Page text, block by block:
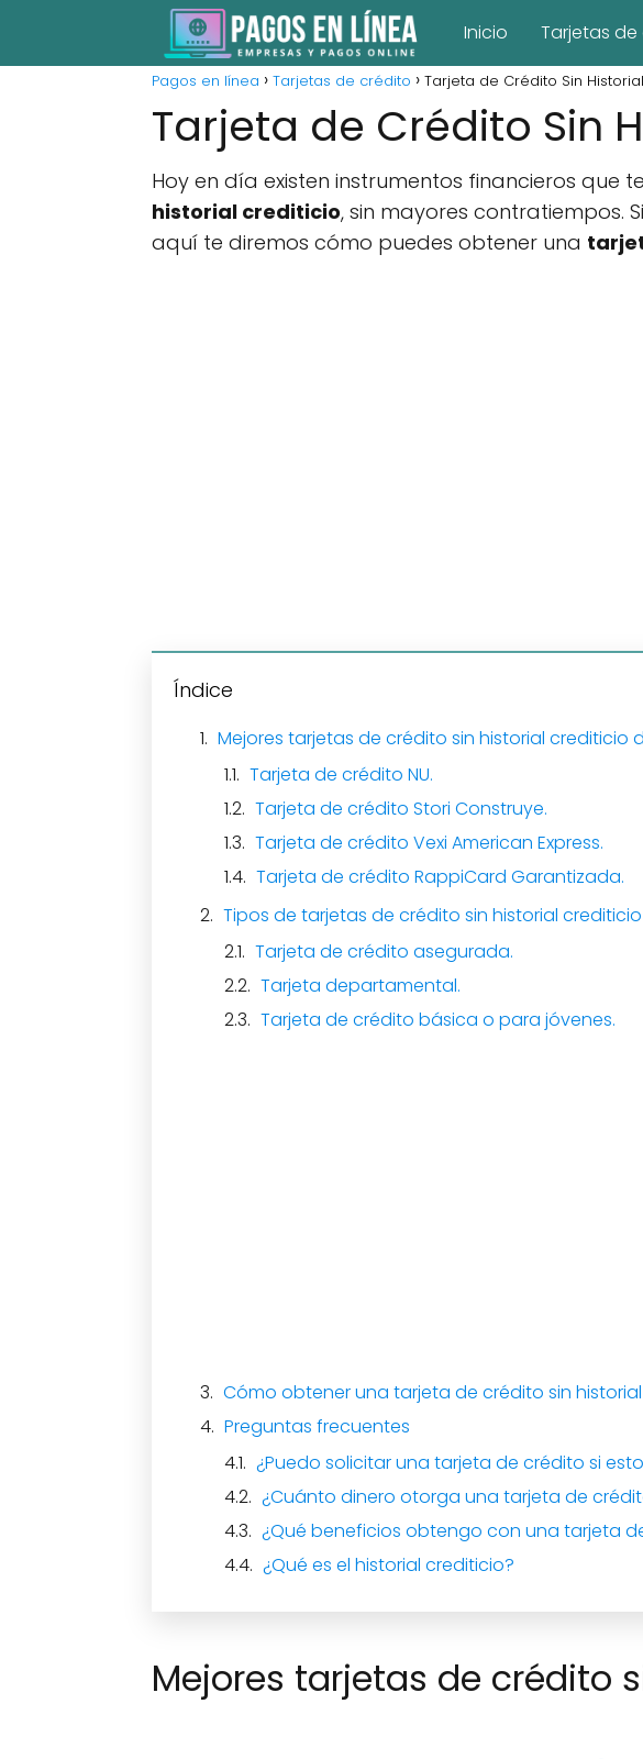
Inicio Tarjetas
Pagos en línea Tarjetas de crédito Tarjeta de Crédito Sin
Tarjeta de Crédito Sin
Hoy en día existen instrumentos financieros que
historial crediticio, sin mayores contratiempos.
aquí te diremos cómo puedes obtener una
Índice
Mejores tarjetas de crédito sin historial crediticio
Tarjeta de crédito NU.
Tarjeta de crédito Stori Construye.
Tarjeta de crédito Vexi American Express.
Tarjeta de crédito RappiCard Garantizada.
Tipos de tarjetas de crédito sin historial crediticio
Tarjeta de crédito asegurada.
Tarjeta departamental.
Tarjeta de crédito básica o para jóvenes.
Cómo obtener una tarjeta de crédito sin
Preguntas frecuentes
¿Puedo solicitar una tarjeta de crédito si
¿Cuánto dinero otorga una tarjeta de
¿Qué beneficios obtengo con una tarjeta
¿Qué es el historial crediticio?
Mejores tarjetas de crédito